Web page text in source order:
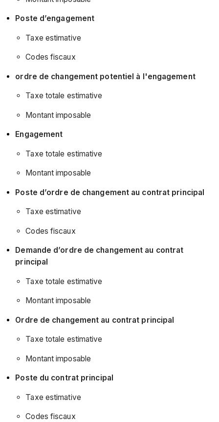
Poste d’engagement
Taxe estimative
Codes fiscaux
ordre de changement potentiel à l'engagement
Taxe totale estimative
Montant imposable
Engagement
Taxe totale estimative
Montant imposable
Poste d’ordre de changement au contrat principal
Taxe estimative
Codes fiscaux
Demande d’ordre de changement au contrat
principal
Taxe totale estimative
Montant imposable
Ordre de changement au contrat principal
Taxe totale estimative
Montant imposable
Poste du contrat principal
Taxe estimative
Codes fiscaux